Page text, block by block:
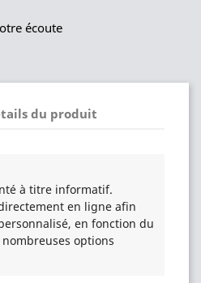
écoute
du produit
à titre informatif.
en ligne afin
en fonction du
options